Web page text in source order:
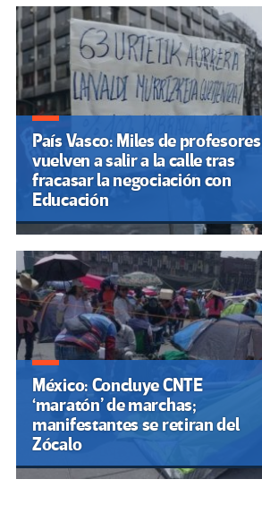
País Vasco: Miles de profesores
vuelven a salir a la calle tras
fracasar la negociación con
Educación
México: Concluye CNTE
‘maratón’ de marchas;
manifestantes se retiran del
Zócalo